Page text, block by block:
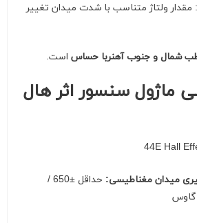
مقدار ولتاژ متناسب با شدت میدان تغییر
شمال و جنوب آهنربا حساس است.
سنسور اثر هال
میدان مغناطیسی:
حداقل ±650 /